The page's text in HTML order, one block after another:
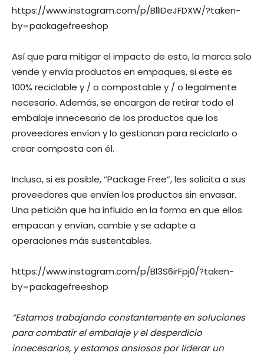
https://www.instagram.com/p/BllIDeJFDXW/?taken-
by=packagefreeshop
Así que para mitigar el impacto de esto, la marca solo
vende y envía productos en empaques, si este es
100% reciclable y / o compostable y / o legalmente
necesario. Además, se encargan de retirar todo el
embalaje innecesario de los productos que los
proveedores envían y lo gestionan para reciclarlo o
crear composta con él.
Incluso, si es posible, “Package Free”, les solicita a sus
proveedores que envíen los productos sin envasar.
Una petición que ha influido en la forma en que ellos
empacan y envían, cambie y se adapte a
operaciones más sustentables.
https://www.instagram.com/p/Bl3S6irFpj0/?taken-
by=packagefreeshop
“Estamos trabajando constantemente en soluciones
para combatir el embalaje y el desperdicio
innecesarios, y estamos ansiosos por liderar un